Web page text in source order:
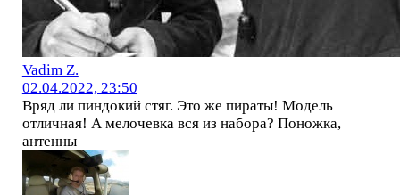
Vadim Z.
02.04.2022, 23:50
Вряд ли пиндокий стяг. Это же пираты! Модель
отличная! А мелочевка вся из набора? Поножка,
антенны